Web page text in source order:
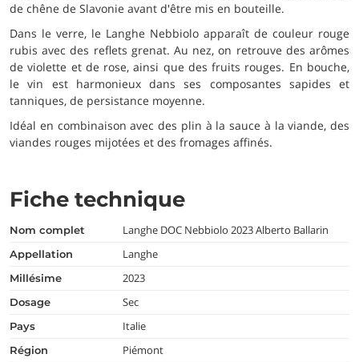
de chêne de Slavonie avant d'être mis en bouteille.
Dans le verre, le Langhe Nebbiolo apparaît de couleur rouge
rubis avec des reflets grenat. Au nez, on retrouve des arômes
de violette et de rose, ainsi que des fruits rouges. En bouche,
le vin est harmonieux dans ses composantes sapides et
tanniques, de persistance moyenne.
Idéal en combinaison avec des plin à la sauce à la viande, des
viandes rouges mijotées et des fromages affinés.
Fiche technique
nom complet Langhe DOC Nebbiolo 2023 Alberto Ballarin
appellation Langhe
millésime 2023
dosage Sec
pays Italie
région Piémont